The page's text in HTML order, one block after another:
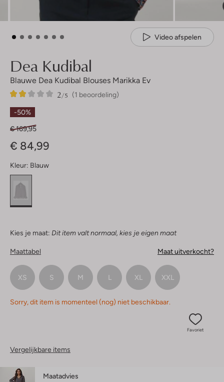
Video afspelen
Dea Kudibal
Blauwe Dea Kudibal Blouses Marikka Ev
(1 beoordeling)
2/5
1
2
Sterren
-50%
€ 169,95
€ 84,99
Kleur: Blauw
Kies je maat: Dit item valt normaal, kies je eigen maat
Maattabel Maat uitverkocht?
XS S M L XL XXL
Sorry, dit item is momenteel (nog) niet beschikbaar.
Favoriet
Vergelijkbare items
Maatadvies